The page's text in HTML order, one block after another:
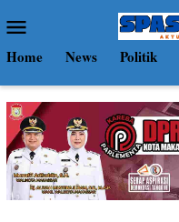
ke
kontenMobile
Home News Politik